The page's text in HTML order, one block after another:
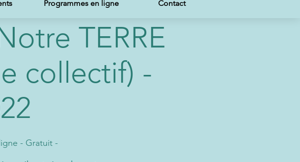
Programmes en ligne Contact
TERRE
collectif) -
- Gratuit -